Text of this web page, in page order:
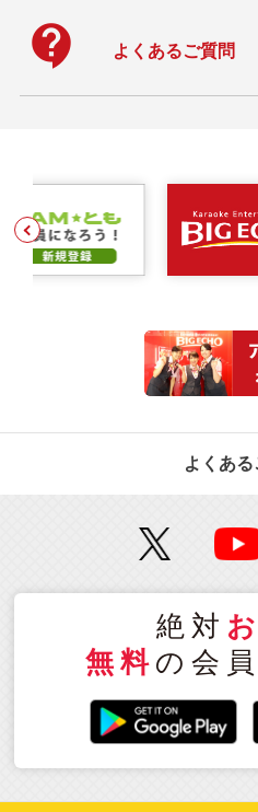
contact_support よくあるご質問
よくある
絶対
無料 の会